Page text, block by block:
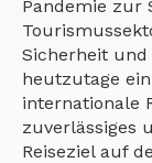
Pandemie zur
Sicherheit und
heutzutage
internationale
zuverlässiges
Reiseziel auf